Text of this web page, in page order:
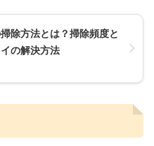
除方法とは？掃除頻度と
の解決方法